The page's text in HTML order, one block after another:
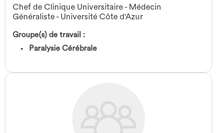
Chef de Clinique Universitaire - Médecin
Généraliste - Université Côte d'Azur
Groupe(s) de travail :
Paralysie Cérébrale